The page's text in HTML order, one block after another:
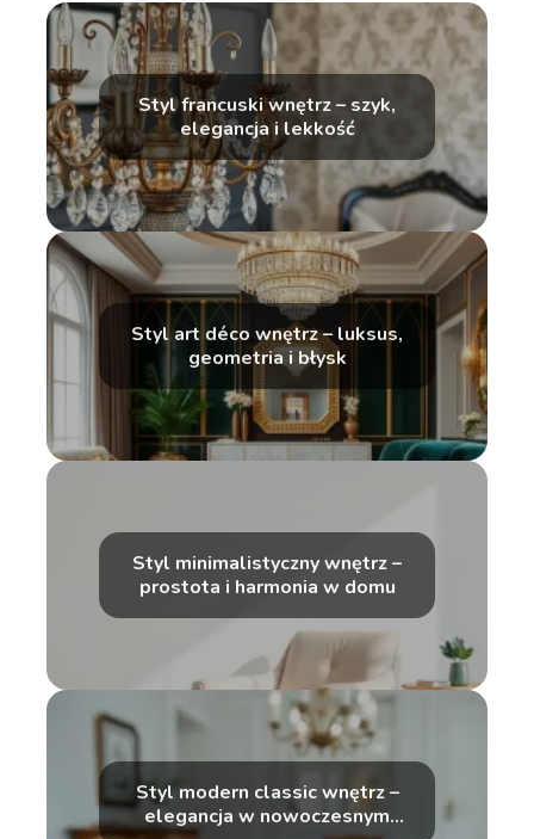
Styl francuski wnętrz – szyk,
elegancja i lekkość
Styl art déco wnętrz – luksus,
geometria i błysk
Styl minimalistyczny wnętrz –
prostota i harmonia w domu
Styl modern classic wnętrz –
elegancja w nowoczesnym